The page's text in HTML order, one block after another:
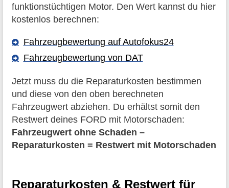
funktionstüchtigen Motor. Den Wert kannst du hier
kostenlos berechnen:
Fahrzeugbewertung auf Autofokus24
Fahrzeugbewertung von DAT
Jetzt muss du die Reparaturkosten bestimmen
und diese von den oben berechneten
Fahrzeugwert abziehen. Du erhältst somit den
Restwert deines FORD mit Motorschaden:
Fahrzeugwert ohne Schaden –
Reparaturkosten = Restwert mit Motorschaden
Reparaturkosten & Restwert für